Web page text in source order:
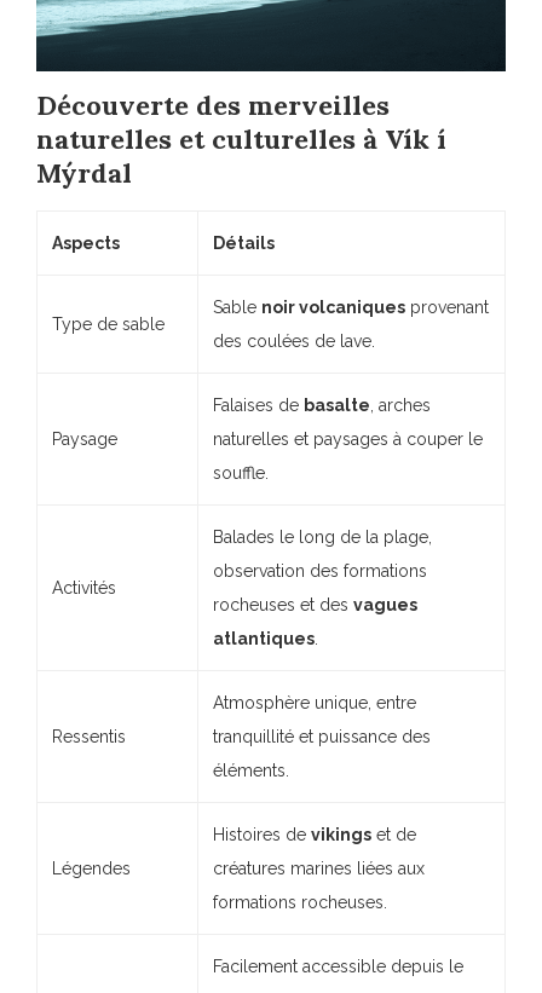
Découverte des merveilles
naturelles et culturelles à Vík í
Mýrdal
Aspects Détails
Type de sable
Sable noir volcaniques provenant
des coulées de lave.
Paysage
Falaises de basalte , arches
naturelles et paysages à couper le
souffle.
Activités
Balades le long de la plage,
observation des formations
rocheuses et des vagues
atlantiques
Ressentis
Atmosphère unique, entre
tranquillité et puissance des
éléments.
Légendes
Histoires de vikings et de
créatures marines liées aux
formations rocheuses.
Facilement accessible depuis le